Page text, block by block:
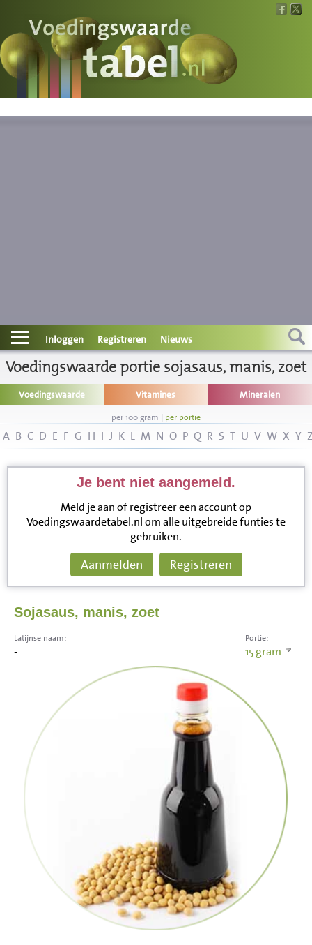
Voedingswaarde
Wat is wat?
Contact
Informatie
Disclaimer
Inloggen Registreren Nieuws
Voedingswaarde portie sojasaus, manis, zoet
Voedingswaarde Vitamines Mineralen
per 100 gram | per portie
A B C D E F G H I J K L M N O P Q R S T U V W X Y
Je bent niet aangemeld.
Meld je aan of registreer een account op
Voedingswaardetabel.nl om alle uitgebreide funties te
gebruiken.
Aanmelden Registreren
Sojasaus, manis, zoet
Portie:
15gram
Latijnse naam:
-